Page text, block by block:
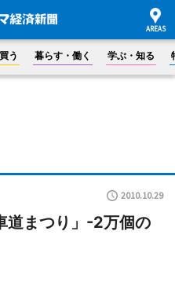
買う 暮らす・働く 学ぶ・知る
2010.10.29
道まつり」-2万個の